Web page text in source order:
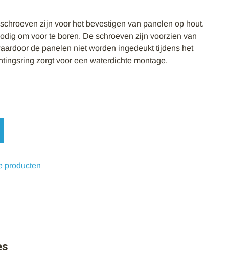
zijn voor het bevestigen van panelen op hout.
om voor te boren. De schroeven zijn voorzien van
de panelen niet worden ingedeukt tijdens het
zorgt voor een waterdichte montage.
producten